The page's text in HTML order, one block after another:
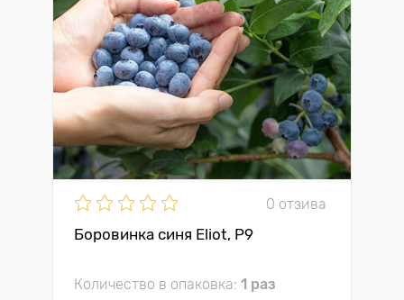
0 отзива
Боровинка синя Eliot, P9
Количество в опаковка: 1 раз